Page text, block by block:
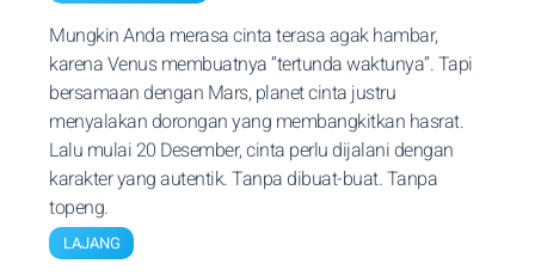
Mungkin Anda merasa cinta terasa agak hambar,
karena Venus membuatnya “tertunda waktunya”. Tapi
bersamaan dengan Mars, planet cinta justru
menyalakan dorongan yang membangkitkan hasrat.
Lalu mulai 20 Desember, cinta perlu dijalani dengan
karakter yang autentik. Tanpa dibuat-buat. Tanpa
topeng.
LAJANG